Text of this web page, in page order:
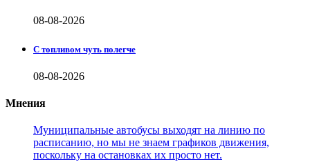
08-08-2026
С топливом чуть полегче
08-08-2026
Мнения
Муниципальные автобусы выходят на линию по
расписанию, но мы не знаем графиков движения,
поскольку на остановках их просто нет.